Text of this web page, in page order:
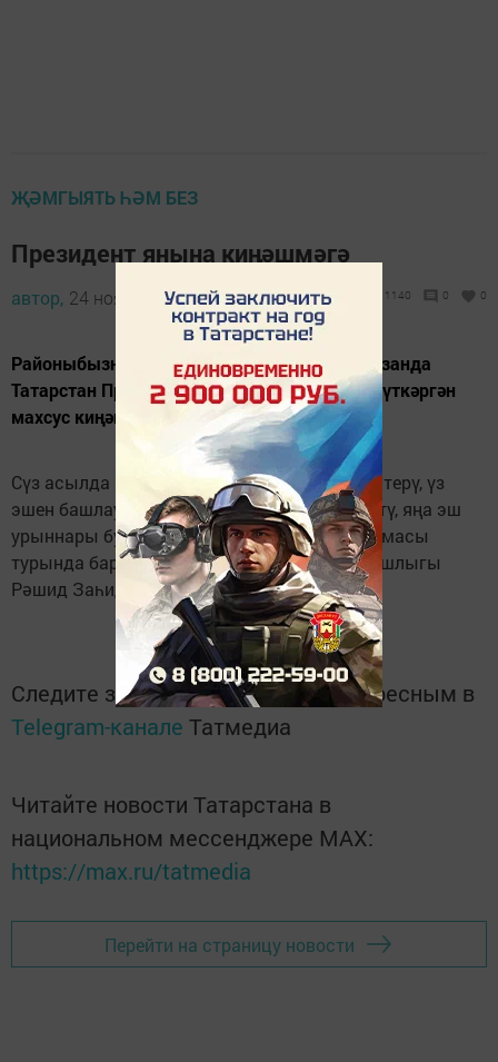
ҖӘМГЫЯТЬ ҺӘМ БЕЗ
Президент янына киңәшмәгә
автор, 24 ноябрь 2011 - 10:34 1140 0 0
Районыбызның 9 эшмәкәре 21 ноябрьдә Казанда
Татарстан Президенты Рөстәм Миннеханов үткәргән
махсус киңәшмәдә катнаштылар.
Сүз асылда республикада эшмәкәрлекне үстерү, үз
эшен башлаучыларга дәүләт ярдәме күрсәтү, яңа эш
урыннары булдыру, "Грант-Лизинг" программасы
турында барды. Киңәшмә эшендә район башлыгы
Рәшид Заһидуллин да катнашты.
Следите за самым важным и интересным в
Telegram-канале Татмедиа
Читайте новости Татарстана в
национальном мессенджере MАХ:
https://max.ru/tatmedia
Перейти на страницу новости